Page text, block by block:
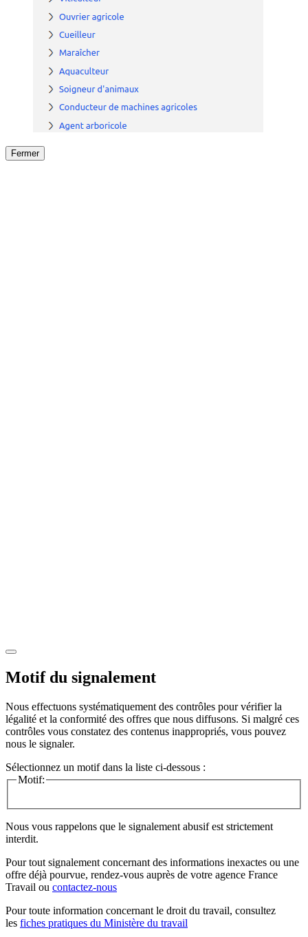
Fermer
Motif du signalement
Nous effectuons systématiquement des contrôles pour vérifier la
légalité et la conformité des offres que nous diffusons. Si malgré ces
contrôles vous constatez des contenus inappropriés, vous pouvez
nous le signaler.
Sélectionnez un motif dans la liste ci-dessous :
Motif:
Nous vous rappelons que le signalement abusif est strictement
interdit.
Pour tout signalement concernant des informations inexactes ou une
offre déjà pourvue, rendez-vous auprès de votre agence France
Travail ou contactez-nous
Pour toute information concernant le droit du travail, consultez
les fiches pratiques du Ministère du travail